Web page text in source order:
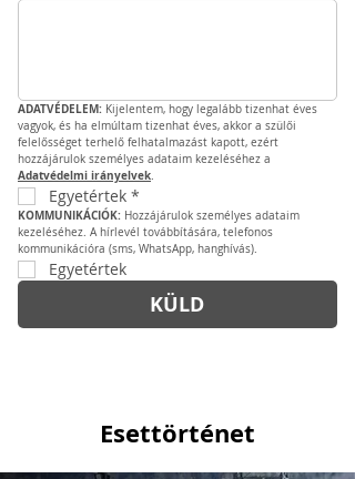
ADATVÉDELEM: Kijelentem, hogy legalább tizenhat éves
vagyok, és ha elmúltam tizenhat éves, akkor a szülői
felelősséget terhelő felhatalmazást kapott, ezért
Adatvédelmi irányelvek.
Egyetértek *
KOMMUNIKÁCIÓK: Hozzájárulok személyes adataim
kezeléséhez. A hírlevél továbbítására, telefonos
kommunikációra (sms, WhatsApp, hanghívás).
Egyetértek
KÜLD
Esettörténet